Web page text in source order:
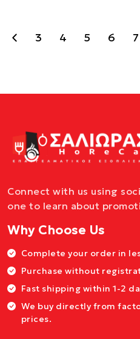
3 4 5 6 7
Connect with us using
one to learn about
Why Choose Us
Complete your order in
Purchase without
Fast shipping within 1-2
We buy directly from
prices.